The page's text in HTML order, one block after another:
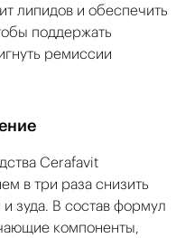
липидов и обеспечить
поддержать
ремиссии
Cerafavit
в три раза снизить
зуда. В состав формул
компоненты,